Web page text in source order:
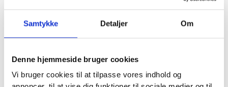
Samtykke Detaljer Om
Denne hjemmeside bruger cookies
Vi bruger cookies til at tilpasse vores indhold og